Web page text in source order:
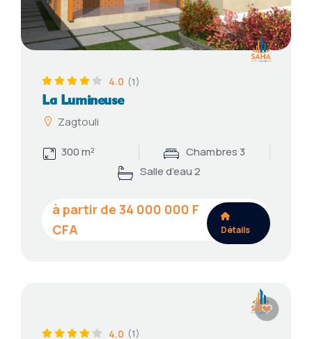
4.0 (1)
La Lumineuse
Zagtouli
300 m²
Chambres 3
Salle d’eau 2
34 000 000
Détails
4.0 (1)